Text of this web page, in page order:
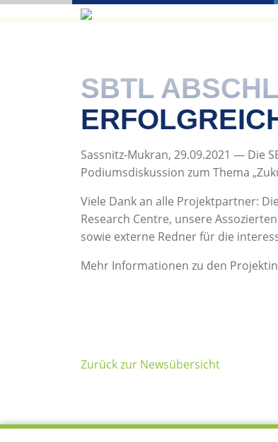
SBTL
Sassnitz-Mukran, 29.09.2021 — Die
Podiumsdiskussion zum Thema
Viele Dank an alle Projektpartner:
Research Centre, unsere
sowie externe Redner für die
Mehr Informationen zu den
Zurück zur Newsübersicht